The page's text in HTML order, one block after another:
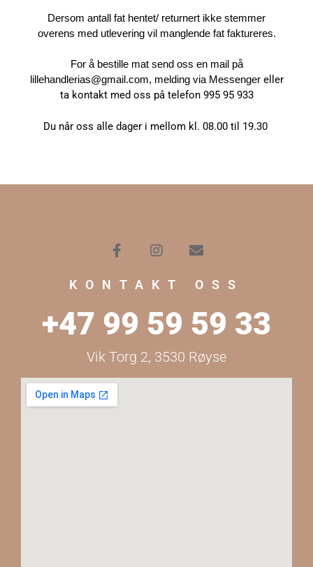
Dersom antall fat hentet/ returnert ikke stemmer
overens med utlevering vil manglende fat faktureres.
For å bestille mat send oss en mail på
lillehandlerias@gmail.com, melding via Messenger eller
ta kontakt med oss på telefon 995 95 933
Du når oss alle dager i mellom kl. 08.00 til 19.30
KONTAKT OSS
+47 99 59 59 33
Vik Torg 2, 3530 Røyse